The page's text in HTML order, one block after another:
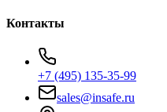
Контакты
+7 (495) 135-35-99
sales@insafe.ru